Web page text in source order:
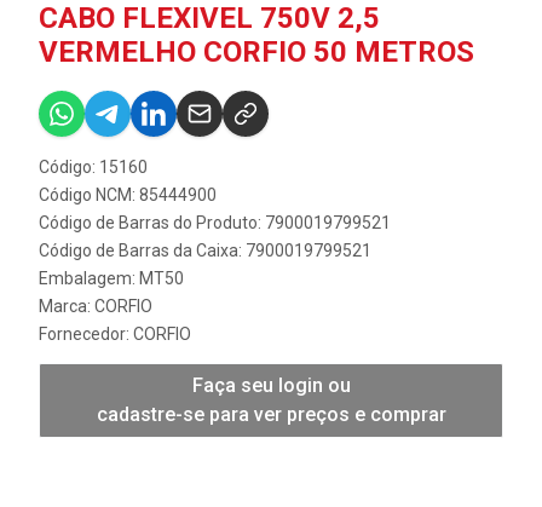
CABO FLEXIVEL 750V 2,5
VERMELHO CORFIO 50 METROS
Código: 15160
Código NCM: 85444900
Código de Barras do Produto: 7900019799521
Código de Barras da Caixa: 7900019799521
Embalagem: MT50
Marca: CORFIO
Fornecedor: CORFIO
Faça seu login ou
cadastre-se para ver preços e comprar